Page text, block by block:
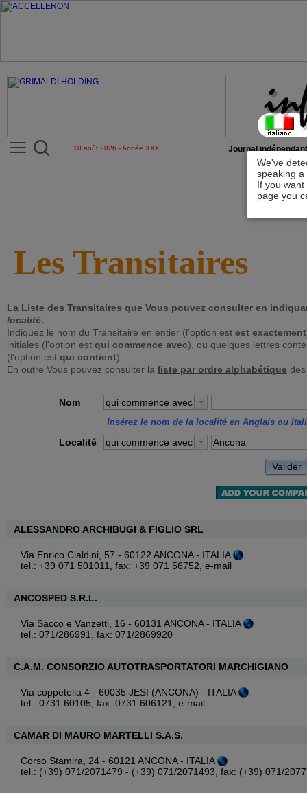
We've
speaking
If you
page you
10 août 2026 - Année XXX Journal
Les Transitaires
La Liste des Transitaires que Vous pouvez consulter en
localité.
Indiquez le nom du Transitaire en entier (l'option est est exactement
initiales (l'option est qui commence avec), ou quelques lettres
(l'option est qui contient).
En outre Vous pouvez consulter la liste par ordre alphabétique
Nom qui commence avec
Insérez le nom de la localité en Anglais ou
Localité qui commence avec
Valider
ALESSANDRO ARCHIBUGI & FIGLIO SRL
Via Enrico Cialdini, 57 - 60122 ANCONA - ITALIA
tel.: +39 071 501011, fax: +39 071 56752, e-mail
ANCOSPED S.R.L.
Via Sacco e Vanzetti, 16 - 60131 ANCONA - ITALIA
tel.: 071/286991, fax: 071/2869920
C.A.M. CONSORZIO AUTOTRASPORTATORI MARCHIGIANO
Via coppetella 4 - 60035 JESI (ANCONA) - ITALIA
tel.: 0731 60105, fax: 0731 606121, e-mail
CAMAR DI MAURO MARTELLI S.A.S.
Corso Stamira, 24 - 60121 ANCONA - ITALIA
tel.: (+39) 071/2071479 - (+39) 071/2071493, fax: (+39) 071/